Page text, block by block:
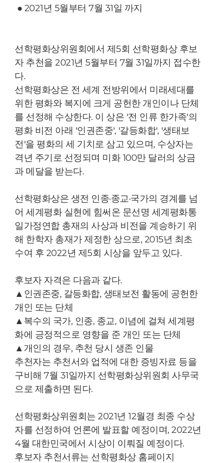
● 2021년 5월부터 7월 31일 까지
선학평화상위원회에서 제5회 선학평화상 후보
자 추천을 2021년 5월부터 7월 31일까지 접수한
다.
선학평화상은 전 세계 전방위에서 미래세대를
위한 평화와 복지에 크게 공헌한 개인이나 단체
를 선정해 수상한다. 이 상은 '전 인류 한가족'의
평화 비전 아래 '인권존중', '갈등화합', '생태보
전'을 평화의 세 기치로 삼고 있으며, 수상자는
격년 주기로 선정되며 미화 100만 달러의 상금
과 메달을 받는다.
선학평화상은 생전 인종·종교·국가의 경계를 넘
어 세계평화 실현에 힘써온 문선명 세계평화통
일가정연합 총재의 사상과 비전을 계승하기 위
해 한학자 총재가 제정한 상으로, 2015년 최초
수여 후 2022년 제5회 시상을 앞두고 있다.
후보자 자격은 다음과 같다.
▲인권존중, 갈등화합, 생태보전 활동에 공헌한
개인 또는 단체
▲복수의 국가, 인종, 종교, 이념에 걸쳐 세계평
화에 긍정적으로 영향을 준 개인 또는 단체
▲개인의 경우, 추천 당시 생존 인물
추천자는 추천서와 업적에 대한 증빙자료 등을
구비해 7월 31일까지 선학평화상위원회 사무국
으로 제출하면 된다.
선학평화상위원회는 2021년 12월경 최종 수상
자를 선정하여 언론에 발표할 예정이며, 2022년
4월 대한민국에서 시상이 이뤄질 예정이다.
후보자 추천서류는 선학평화상 홈페이지